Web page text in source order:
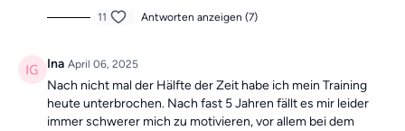
11 Antworten anzeigen (7)
Ina April 06, 2025
Nach nicht mal der Hälfte der Zeit habe ich mein Training
heute unterbrochen. Nach fast 5 Jahren fällt es mir leider
immer schwerer mich zu motivieren, vor allem bei dem